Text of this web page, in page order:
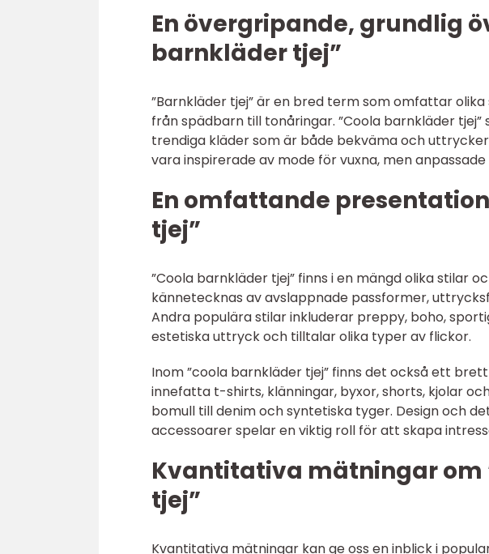
En övergripande, grundlig
barnkläder tjej”
”Barnkläder tjej” är en bred term som omfattar
från spädbarn till tonåringar. ”Coola barnkläder
trendiga kläder som är både bekväma och
vara inspirerade av mode för vuxna, men
En omfattande
tjej”
”Coola barnkläder tjej” finns i en mängd olika stilar
kännetecknas av avslappnade passformer,
Andra populära stilar inkluderar preppy, boho,
estetiska uttryck och tilltalar olika typer av flickor.
Inom ”coola barnkläder tjej” finns det också ett
innefatta t-shirts, klänningar, byxor, shorts, kjolar
bomull till denim och syntetiska tyger. Design och
accessoarer spelar en viktig roll för att skapa
Kvantitativa mätningar om
tjej”
Kvantitativa mätningar kan ge oss en inblick i